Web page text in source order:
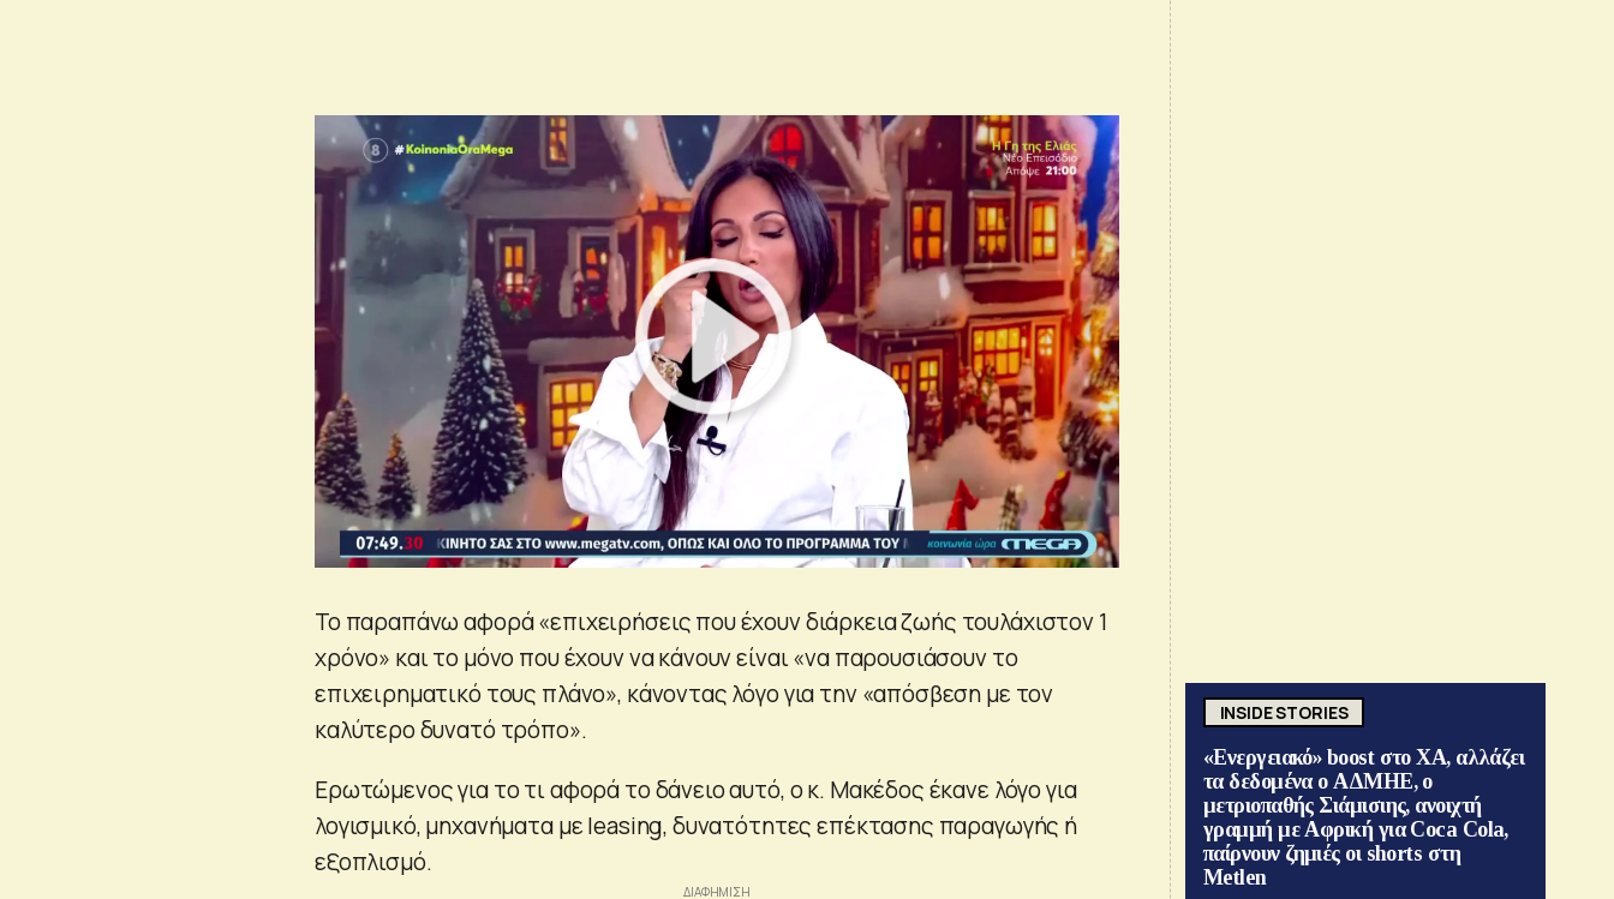
Το παραπάνω αφορά «επιχειρήσεις που έχουν διάρκεια ζωής τουλάχιστον 1
χρόνο» και το μόνο που έχουν να κάνουν είναι «να παρουσιάσουν το
επιχειρηματικό τους πλάνο», κάνοντας λόγο για την «απόσβεση με τον
καλύτερο δυνατό τρόπο».
Ερωτώμενος για το τι αφορά το δάνειο αυτό, ο κ. Μακέδος έκανε λόγο για
λογισμικό, μηχανήματα με leasing, δυνατότητες επέκτασης παραγωγής ή
εξοπλισμό.
INSIDE STORIES
«Ενεργειακό» boost στο ΧΑ, αλλάζει
τα δεδομένα ο ΑΔΜΗΕ, ο
μετριοπαθής Σιάμισιης, ανοιχτή
γραμμή με Αφρική για Coca Cola,
παίρνουν ζημιές οι shorts στη
Metlen